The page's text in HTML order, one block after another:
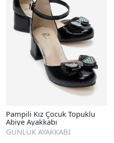
Pampili Kız Çocuk Topuklu
Abiye Ayakkabı
GÜNLÜK AYAKKABI